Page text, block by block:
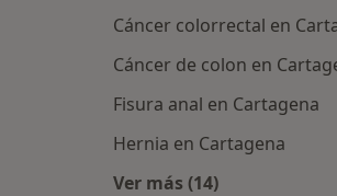
Cáncer colorrectal en
Cáncer de colon en
Fisura anal en Cartagena
Hernia en Cartagena
Ver más (14)